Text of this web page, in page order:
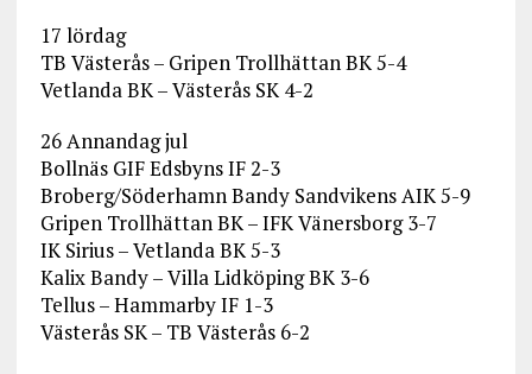
17 lördag
TB Västerås – Gripen Trollhättan BK 5-4
Vetlanda BK – Västerås SK 4-2
26 Annandag jul
Bollnäs GIF Edsbyns IF 2-3
Broberg/Söderhamn Bandy Sandvikens AIK 5-9
Gripen Trollhättan BK – IFK Vänersborg 3-7
IK Sirius – Vetlanda BK 5-3
Kalix Bandy – Villa Lidköping BK 3-6
Tellus – Hammarby IF 1-3
Västerås SK – TB Västerås 6-2